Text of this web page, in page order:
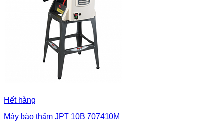
Hết hàng
Máy bào thẩm JPT 10B 707410M